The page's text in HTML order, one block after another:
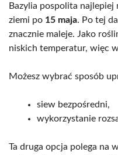
Bazylia pospolita najlepiej
ziemi po 15 maja. Po tej
znacznie maleje. Jako
niskich temperatur, więc
Możesz wybrać sposób
siew bezpośredni,
wykorzystanie
Ta druga opcja polega na